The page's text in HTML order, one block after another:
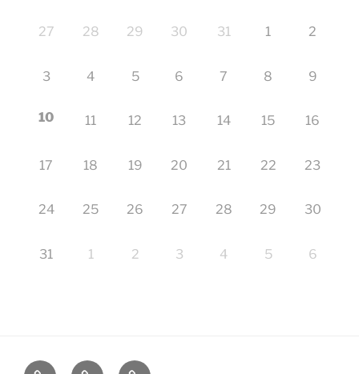
27 28 29 30 31 1 2
3 4 5 6 7 8 9
10 11 12 13 14 15 16
17 18 19 20 21 22 23
24 25 26 27 28 29 30
31 1 2 3 4 5 6
StartseiteImpressumVeranstaltungen